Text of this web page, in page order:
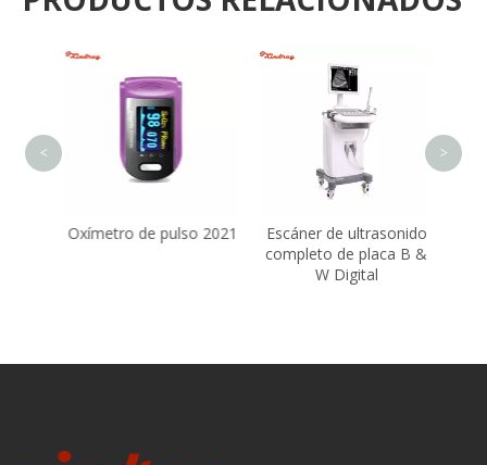
Escáner de ultrasonido
Equipo de anestesia E-
Flowmeter
< >